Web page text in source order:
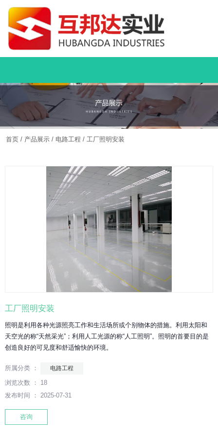
首页 / 产品展示 / 电路工程 / 工厂照明安装
工厂照明安装
照明是利用各种光源照亮工作和生活场所或个别物体的措施。利用太阳和
天空光的称“天然采光”；利用人工光源的称“人工照明”。照明的首要目的是
创造良好的可见度和舒适愉快的环境。
所属分类 ： 电路工程
浏览次数 ： 18
发布时间 ： 2025-07-31
咨询